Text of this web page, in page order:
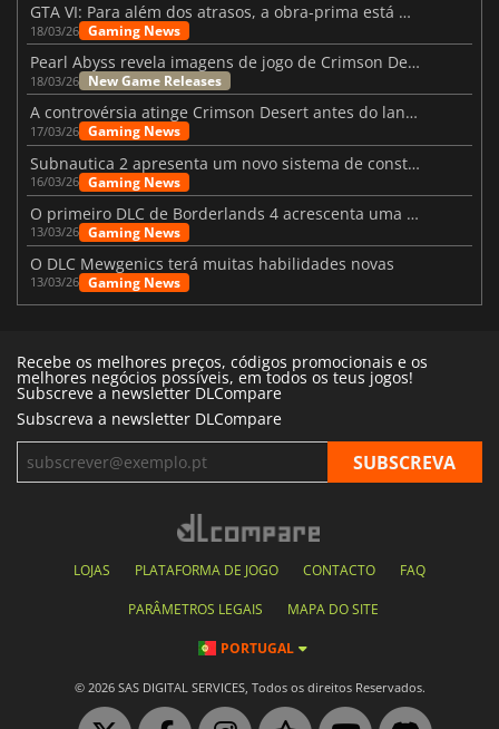
GTA VI: Para além dos atrasos, a obra-prima está quase a chegar
18/03/26 Gaming News
Pearl Abyss revela imagens de jogo de Crimson Desert para a PS5
18/03/26 New Game Releases
A controvérsia atinge Crimson Desert antes do lançamento
17/03/26 Gaming News
Subnautica 2 apresenta um novo sistema de construção de bases
16/03/26 Gaming News
O primeiro DLC de Borderlands 4 acrescenta uma nova personagem e muito mais
13/03/26 Gaming News
O DLC Mewgenics terá muitas habilidades novas
13/03/26 Gaming News
Recebe os melhores preços, códigos promocionais e os
melhores negócios possíveis, em todos os teus jogos!
Subscreve a newsletter DLCompare
Subscreva a newsletter DLCompare
LOJAS PLATAFORMA DE JOGO CONTACTO FAQ
PARÂMETROS LEGAIS MAPA DO SITE
PORTUGAL
© 2026 SAS DIGITAL SERVICES, Todos os direitos Reservados.